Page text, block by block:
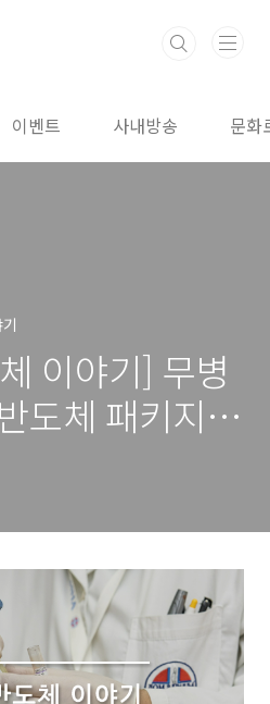
이벤트 사내방송 문화
이야기] 무병
도체 패키지